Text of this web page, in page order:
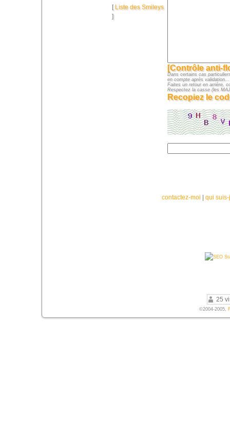
[ Liste des Smileys
]
[Contrôle anti-
Dans certains cas
en compte après
Faites un retour en arrière,
Respectez la casse (les
Recopiez le
contactez-moi qui
25
©2004-2005,